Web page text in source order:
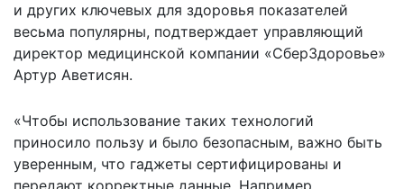
и других ключевых для здоровья показателей
весьма популярны, подтверждает управляющий
директор медицинской компании «СберЗдоровье»
Артур Аветисян.
«Чтобы использование таких технологий
приносило пользу и было безопасным, важно быть
уверенным, что гаджеты сертифицированы и